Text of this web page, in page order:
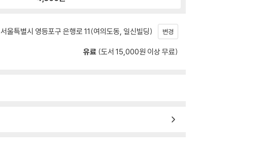
서울특별시 영등포구 은행로 11(여의도동, 일신빌딩) 변경
유료 (도서 15,000원 이상 무료)